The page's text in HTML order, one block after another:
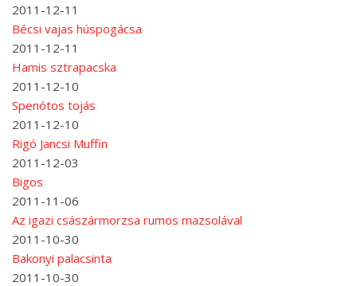
2011-12-11
Bécsi vajas húspogácsa
2011-12-11
Hamis sztrapacska
2011-12-10
Spenótos tojás
2011-12-10
Rigó Jancsi Muffin
2011-12-03
Bigos
2011-11-06
Az igazi császármorzsa rumos mazsolával
2011-10-30
Bakonyi palacsinta
2011-10-30